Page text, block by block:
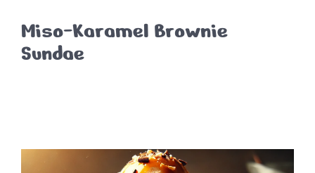
Miso-Karamel Brownie
Sundae